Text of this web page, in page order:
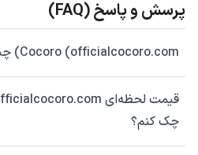
پرسش و پاسخ (FAQ)
Cocoro (officialcocoro.com) چیست؟
چک کنم؟